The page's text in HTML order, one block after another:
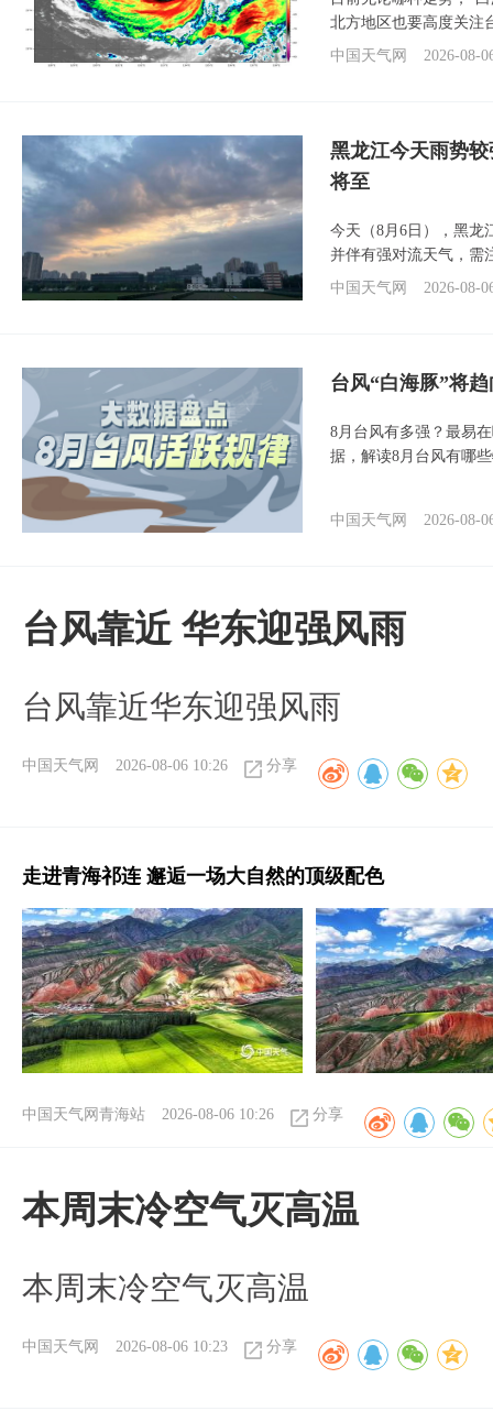
北方地区也要高度关注
中国天气网
2026-08-
黑龙江今天雨势
将至
今天（8月6日），黑龙
并伴有强对流天气，需
中国天气网
2026-08-
台风“白海豚”将
8月台风有多强？最易
据，解读8月台风有哪
中国天气网 2026-08-
台风靠近 华东迎强风雨
台风靠近华东迎强风雨
中国天气网 2026-08-06 10:26 分享
走进青海祁连 邂逅一场大自然的顶级配色
中国天气网青海站 2026-08-06 10:26 分享
本周末冷空气灭高温
本周末冷空气灭高温
中国天气网 2026-08-06 10:23 分享